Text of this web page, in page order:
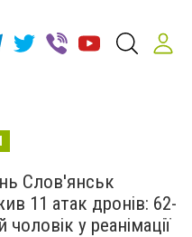
Слов'янськ
11 атак дронів: 62-
чоловік у реанімації